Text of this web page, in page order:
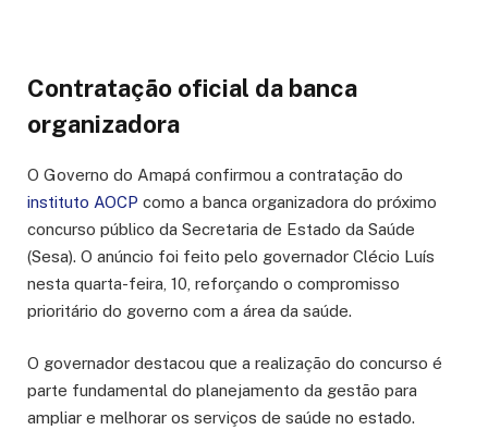
Contratação oficial da banca
organizadora
O Governo do Amapá confirmou a contratação do
instituto AOCP como a banca organizadora do próximo
concurso público da Secretaria de Estado da Saúde
(Sesa). O anúncio foi feito pelo governador Clécio Luís
nesta quarta-feira, 10, reforçando o compromisso
prioritário do governo com a área da saúde.
O governador destacou que a realização do concurso é
parte fundamental do planejamento da gestão para
ampliar e melhorar os serviços de saúde no estado.